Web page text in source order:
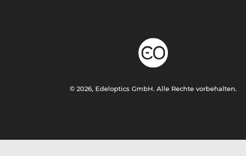
© 2026, Edeloptics GmbH. Alle Rechte vorbehalten.